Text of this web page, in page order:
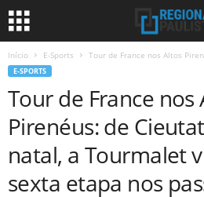
Início E-Sports Tour de France nos Altos
E-SPORTS
Tour de France nos
Pirenéus: de
natal, a Tourmalet
sexta etapa nos